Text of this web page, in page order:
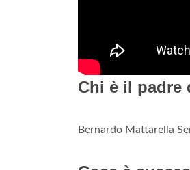
Chi è il padre
Bernardo Mattarella